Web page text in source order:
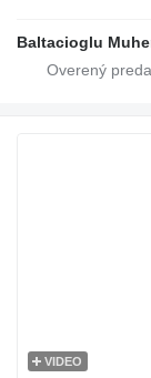
Baltacioglu
VIDEO